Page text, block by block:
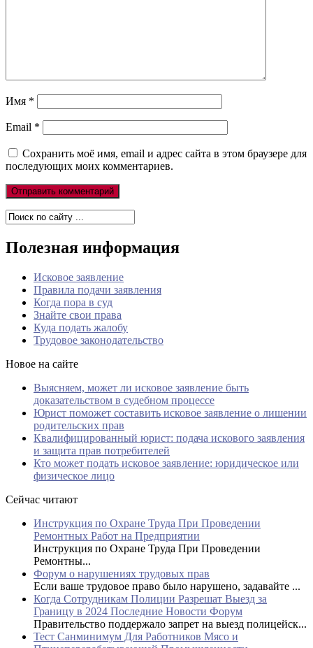
Имя *
Email *
Сохранить моё имя, email и адрес сайта в этом браузере для
последующих моих комментариев.
Полезная информация
Исковое заявление
Правила подачи заявления
Когда пора в суд
Знайте свои права
Куда подать жалобу
Трудовое законодательство
Новое на сайте
Выясняем, может ли исковое заявление быть
доказательством в судебном процессе
Юрист поможет составить исковое заявление о лишении
родительских прав
Квалифицированный юрист: подача искового заявления
и защита прав потребителей
Кто может подать исковое заявление: юридическое или
физическое лицо
Сейчас читают
Инструкция по Охране Труда При Проведении
Ремонтных Работ на Предприятии
Инструкция по Охране Труда При Проведении
Ремонтны...
Форум о нарушениях трудовых прав
Если ваше трудовое право было нарушено, задавайте ...
Когда Сотрудникам Полиции Разрешат Выезд за
Границу в 2024 Последние Новости Форум
Правительство поддержало запрет на выезд полицейск...
Тест Санминимум Для Работников Мясо и